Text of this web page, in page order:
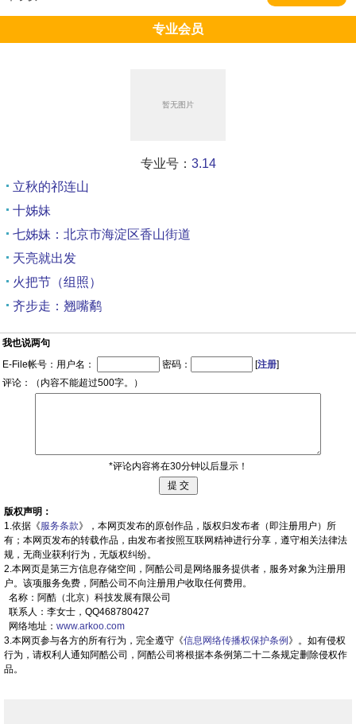
专业会员
专业号： 3.14
立秋的祁连山
十姊妹
七姊妹：北京市海淀区香山街道
天亮就出发
火把节（组照）
齐步走：翘嘴鹬
我也说两句
E-File帐号：用户名：
密码： [注册]
评论：（内容不能超过500字。）
*评论内容将在30分钟以后显示！
版权声明：
1.依据《服务条款》，本网页发布的原创作品，版权归发布者（即注册用户）所
有；本网页发布的转载作品，由发布者按照互联网精神进行分享，遵守相关法律法
规，无商业获利行为，无版权纠纷。
2.本网页是第三方信息存储空间，阿酷公司是网络服务提供者，服务对象为注册用
户。该项服务免费，阿酷公司不向注册用户收取任何费用。
名称：阿酷（北京）科技发展有限公司
联系人：李女士，QQ468780427
网络地址： www.arkoo.com
3.本网页参与各方的所有行为，完全遵守《信息网络传播权保护条例 》。如有侵权
行为，请权利人通知阿酷公司，阿酷公司将根据本条例第二十二条规定删除侵权作
品。